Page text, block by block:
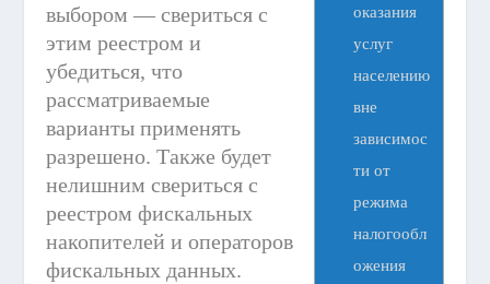
оказания
услуг
населению
вне
зависимос
ти от
режима
налогообл
ожения
выбором — свериться с
этим реестром и
убедиться, что
рассматриваемые
варианты применять
разрешено. Также будет
нелишним свериться с
реестром фискальных
накопителей и операторов
фискальных данных.